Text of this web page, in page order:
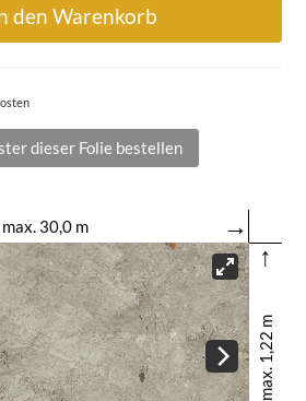
den Warenkorb
dieser Folie bestellen
max. 30,0 m
→
↑
max. 1,22 m